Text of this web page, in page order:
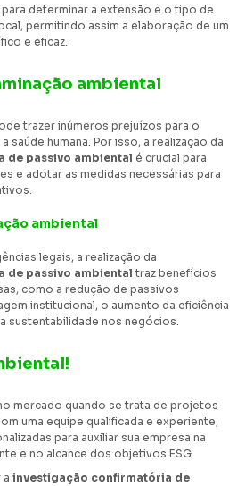
determinar a extensão e o tipo de
permitindo assim a elaboração de um
e eficaz.
ambiental
trazer inúmeros prejuízos para o
saúde humana. Por isso, a realização da
de passivo ambiental é crucial para
e adotar as medidas necessárias para
ambiental
legais, a realização da
de passivo ambiental traz benefícios
como a redução de passivos
institucional, o aumento da eficiência
sustentabilidade nos negócios.
mercado quando se trata de projetos
uma equipe qualificada e experiente,
para auxiliar sua empresa na
e no alcance dos objetivos ESG.
a investigação confirmatória de